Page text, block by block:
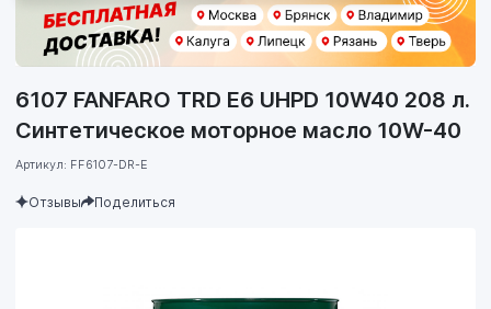
6107 FANFARO TRD E6 UHPD 10W40 208 л.
Синтетическое моторное масло 10W-40
Артикул: FF6107-DR-E
Отзывы Поделиться